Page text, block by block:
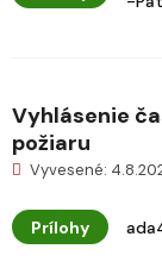
Vyhlásenie
požiaru
Vyvesené:
Prílohy